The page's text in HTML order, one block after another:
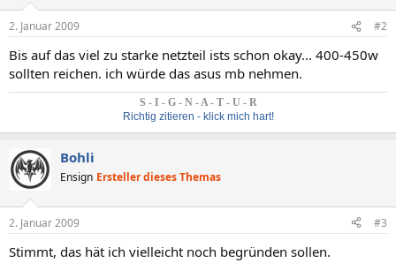
2. Januar 2009 #2
Bis auf das viel zu starke netzteil ists schon okay... 400-450w
sollten reichen. ich würde das asus mb nehmen.
S - I - G - N - A - T - U - R
Richtig zitieren - klick mich hart!
Bohli
Ensign Ersteller dieses Themas
2. Januar 2009 #3
Stimmt, das hät ich vielleicht noch begründen sollen.